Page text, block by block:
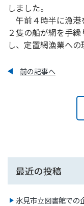
しました。
午前４時半に漁港
２隻の船が網を手
し、定置網漁業への
前の記事へ
最近の投稿
氷見市立図書館での